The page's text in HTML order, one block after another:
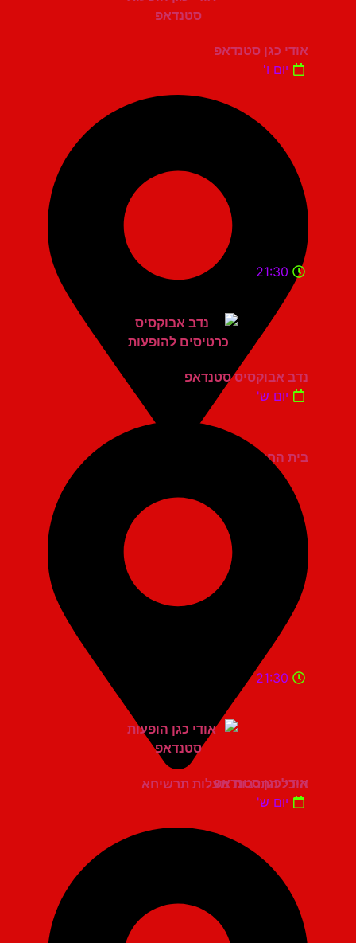
אודי כגן סטנדאפ
יום ו'
בית החייל תל אביב
21:30
נדב אבוקסיס סטנדאפ
יום ש'
היכל התרבות מעלות תרשיחא
21:30
אודי כגן סטנדאפ
יום ש'